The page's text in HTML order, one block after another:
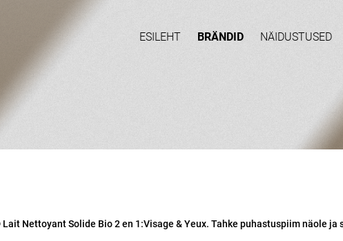
ESILEHT BRÄNDID NÄIDUSTUSED
Lait Nettoyant Solide Bio 2 en 1:Visage & Yeux. Tahke puhastuspiim näole ja